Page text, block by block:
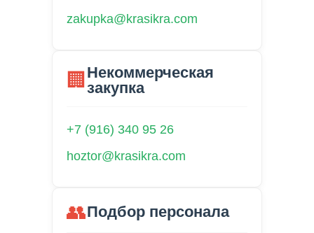
zakupka@krasikra.com
🏢 Некоммерческая
закупка
+7 (916) 340 95 26
hoztor@krasikra.com
👥Подбор персонала